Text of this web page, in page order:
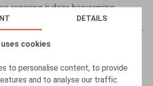
DETAILS
cookies
to personalise content, to provide
and to analyse our traffic.
regering is deze hervorming
de pensioenuitgaven in ons land
het gemiddelde in Europa. Daardoor
van onze wettelijke
te komen. En dit kan een grote
jongere generaties, in die zin dat zij
last zouden moeten dragen, wat